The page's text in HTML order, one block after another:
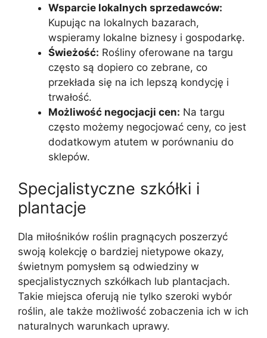
Wsparcie lokalnych sprzedawców:
Kupując na lokalnych bazarach,
wspieramy lokalne biznesy i gospodarkę.
Świeżość: Rośliny oferowane na targu
często są dopiero co zebrane, co
przekłada się na ich lepszą kondycję i
trwałość.
Możliwość negocjacji cen: Na targu
często możemy negocjować ceny, co jest
dodatkowym atutem w porównaniu do
sklepów.
Specjalistyczne szkółki i
plantacje
Dla miłośników roślin pragnących poszerzyć
swoją kolekcję o bardziej nietypowe okazy,
świetnym pomysłem są odwiedziny w
specjalistycznych szkółkach lub plantacjach.
Takie miejsca oferują nie tylko szeroki wybór
roślin, ale także możliwość zobaczenia ich w ich
naturalnych warunkach uprawy.